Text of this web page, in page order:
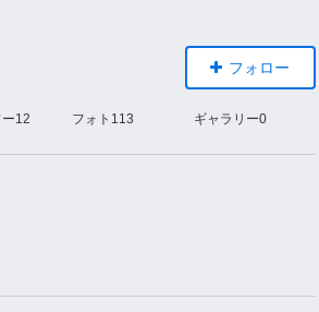
フォロー
12 フォト 113 ギャラリー0